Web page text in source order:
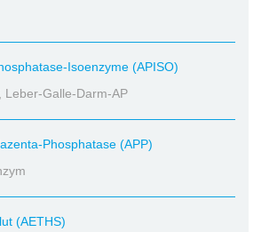
Isoenzyme (APISO)
Leber-Galle-Darm-AP
Phosphatase (APP)
(AETHS)